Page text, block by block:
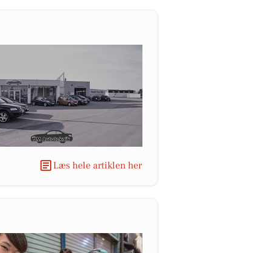
Læs hele artiklen her